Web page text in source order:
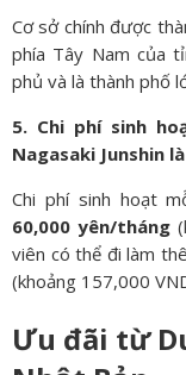
Cơ sở chính được
phía Tây Nam của
phủ và là thành phố
5. Chi phí sinh
Nagasaki Junshin
Chi phí sinh hoạt
60,000 yên/tháng
viên có thể đi làm
(khoảng 157,000
Ưu đãi từ